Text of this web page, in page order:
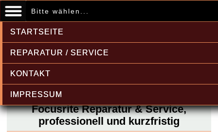
Bitte wählen...
STARTSEITE
REPARATUR / SERVICE
KONTAKT
IMPRESSUM
Focusrite Reparatur & Service,
professionell und kurzfristig